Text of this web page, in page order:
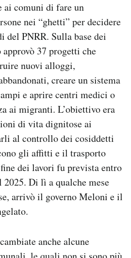
ai comuni di fare un
nei “ghetti” per decidere
del PNRR. Sulla base dei
37 progetti che
nuovi alloggi,
creare un sistema
e aprire centri medici o
ai migranti. L’obiettivo era
di vita dignitose ai
al controllo dei cosiddetti
gli affitti e il trasporto
dei lavori fu prevista entro
Di lì a qualche mese
arrivò il governo Meloni e il
anche alcune